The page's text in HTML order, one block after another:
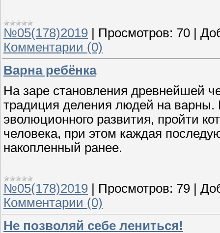
№05(178)2019 Просмотров: 70
Комментарии (0)
Варна ребёнка
На заре становления древнейшей
традиция деления людей на варны.
эволюционного развития, пройти
человека, при этом каждая
накопленный ранее.
№05(178)2019 | Просмотров: 79 |
Комментарии (0)
Не позволяй себе лениться!